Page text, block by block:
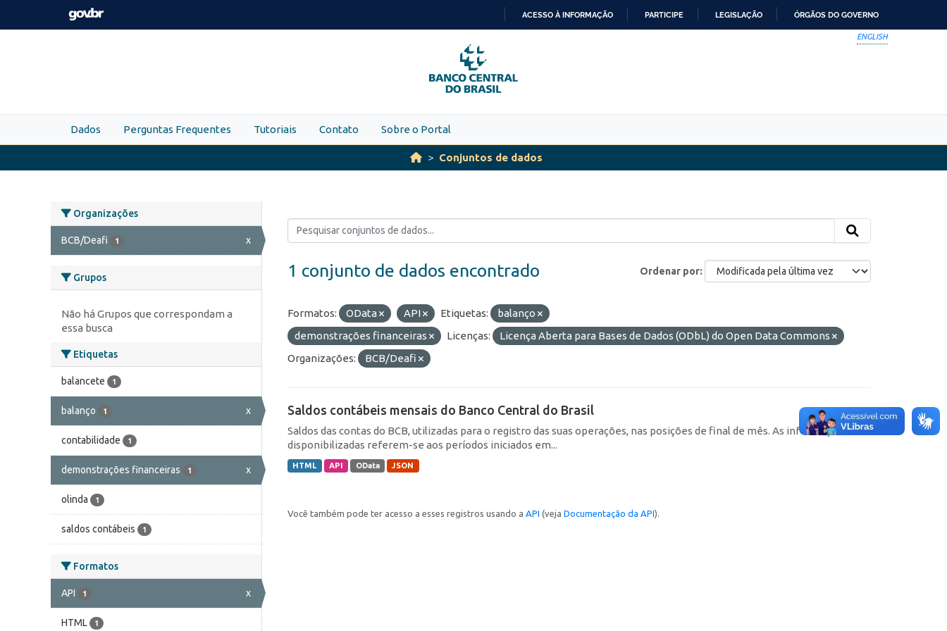
Skip to main content
PARA
O
CONTEÚDO
ACESSO À INFORMAÇÃO PARTICIPE LEGISLAÇÃO ÓRGÃOS DO GOVERNO
ENGLISH
Dados Perguntas Frequentes Tutoriais Contato Sobre o Portal
Conjuntos de dados
Organizações
BCB/Deafi 1 x
Grupos
Não há Grupos que correspondam a
essa busca
Etiquetas
balancete 1
balanço 1 x
contabilidade 1
demonstrações financeiras 1 x
olinda 1
saldos contábeis 1
Formatos
API 1 x
HTML 1
Ordenar por
1 conjunto de dados encontrado
Formatos: OData API Etiquetas:
balanço
demonstrações financeiras
Licenças:
Licença Aberta para Bases de Dados (ODbL) do Open Data Commons
Organizações:
BCB/Deafi
Saldos contábeis mensais do Banco Central do Brasil
Saldos das contas do BCB, utilizadas para o registro das suas operações, nas posições de final de mês. As informações
disponibilizadas referem-se aos períodos iniciados em...
HTML API OData JSON
Você também pode ter acesso a esses registros usando a API (veja Documentação da API).